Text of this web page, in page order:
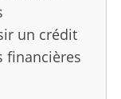
un crédit
financières